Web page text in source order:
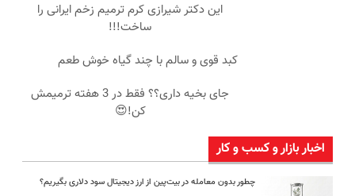
این دکتر شیرازی کرم ترمیم زخم ایرانی را
ساخت!!!
کبد قوی و سالم با چند گیاه خوش طعم
جای بخیه داری؟؟ فقط در 3 هفته ترمیمش
کن!😍
اخبار بازار و کسب و کار
چطور بدون معامله در بیت‌پین از ارز دیجیتال سود دلاری بگیریم؟